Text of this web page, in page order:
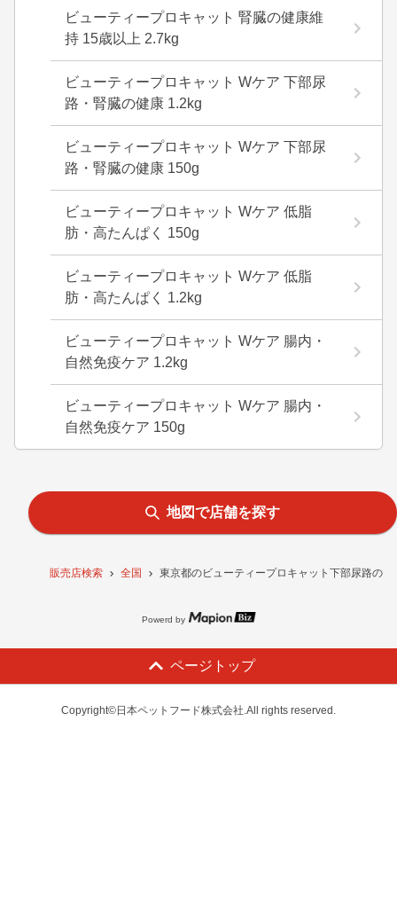
販売店検索 全国 東京都のビューティープロキャット下部尿路の
ビューティープロキャット 腎臓の健康維
持 15歳以上 2.7kg
ビューティープロキャット Wケア 下部尿
路・腎臓の健康 1.2kg
ビューティープロキャット Wケア 下部尿
路・腎臓の健康 150g
ビューティープロキャット Wケア 低脂
肪・高たんぱく 150g
ビューティープロキャット Wケア 低脂
肪・高たんぱく 1.2kg
ビューティープロキャット Wケア 腸内・
自然免疫ケア 1.2kg
ビューティープロキャット Wケア 腸内・
自然免疫ケア 150g
地図で店舗を探す
Powerd by
ページトップ
Copyright©日本ペットフード株式会社.All rights reserved.